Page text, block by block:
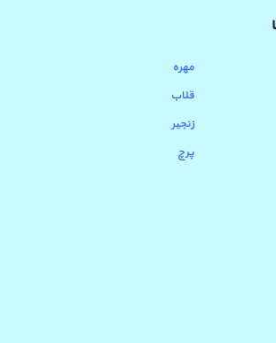
مهره
قلاب
زنجیر
پرچ